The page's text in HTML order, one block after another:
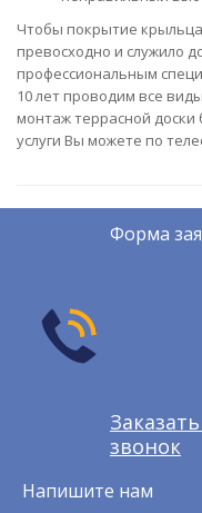
Чтобы покрытие
превосходно и служило
профессиональным
10 лет проводим все
монтаж террасной доски
услуги Вы можете по
Форма
звонок
Напишите нам